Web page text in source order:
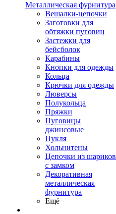
Металлическая фурнитура
Вешалки-цепочки
Заготовки для
обтяжки пуговиц
Застежки для
бейсболок
Карабины
Кнопки для одежды
Кольца
Крючки для одежды
Люверсы
Полукольца
Пряжки
Пуговицы
джинсовые
Пукля
Хольнитены
Цепочки из шариков
с замком
Декоративная
металлическая
фурнитура
Ещё